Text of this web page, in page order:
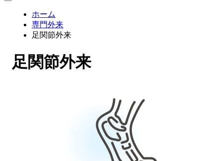
ホーム
専門外来
足関節外来
足関節外来